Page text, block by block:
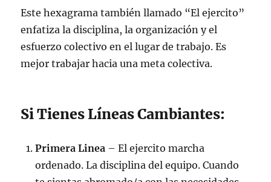
Este hexagrama también llamado “El ejercito”
enfatiza la disciplina, la organización y el
esfuerzo colectivo en el lugar de trabajo. Es
mejor trabajar hacia una meta colectiva.
Si Tienes Líneas Cambiantes:
Primera Linea – El ejercito marcha
ordenado. La disciplina del equipo. Cuando